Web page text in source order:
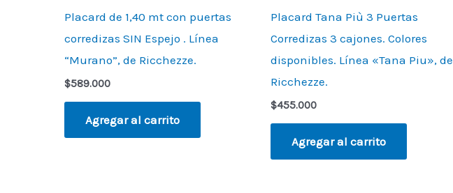
Placard de 1,40 mt con puertas
corredizas SIN Espejo . Línea
“Murano”, de Ricchezze.
$589.000
Agregar al carrito
Placard Tana Più 3 Puertas
Corredizas 3 cajones. Colores
disponibles. Línea «Tana Piu», de
Ricchezze.
$455.000
Agregar al carrito